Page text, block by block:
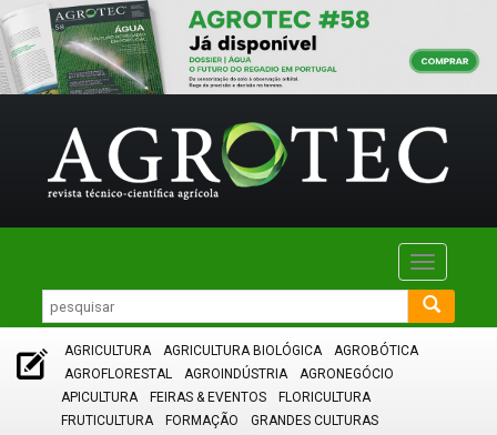
Toggle
AGRICULTURA AGRICULTURA BIOLÓGICA
AGROBÓTICA
AGROFLORESTAL
AGROINDÚSTRIA
AGRONEGÓCIO
APICULTURA
FEIRAS & EVENTOS
FLORICULTURA
FRUTICULTURA
FORMAÇÃO
GRANDES CULTURAS